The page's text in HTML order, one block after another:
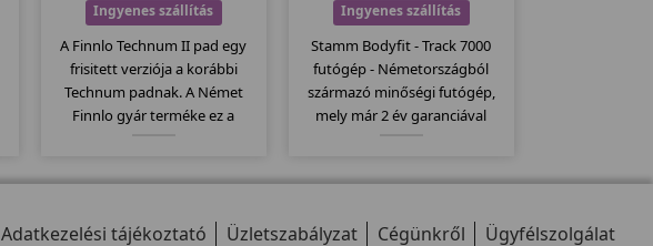
Ingyenes szállítás
A Finnlo Technum II pad egy
frisitett verziója a korábbi
Technum padnak. A Német
Finnlo gyár terméke ez a
135x44cm-es futófelület,
jellemzi ezt a modellt...
Ingyenes szállítás
Stamm Bodyfit - Track 7000
futógép - Németországból
származó minőségi futógép,
mely már 2 év garanciával
kategóriájához képest
rendelkezik.
Adatkezelési tájékoztató Üzletszabályzat Cégünkről Ügyfélszolgálat